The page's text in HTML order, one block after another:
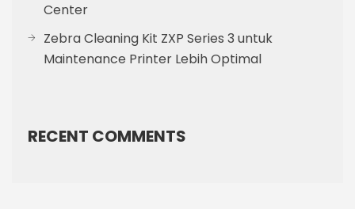
Center
Zebra Cleaning Kit ZXP Series 3 untuk
Maintenance Printer Lebih Optimal
RECENT COMMENTS